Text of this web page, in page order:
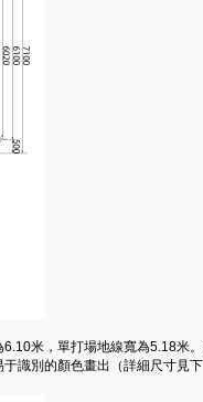
米，單打場地線寬為5.18米
識別的顏色畫出（詳細尺寸見下